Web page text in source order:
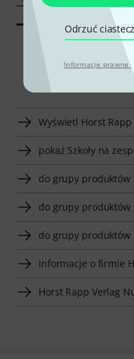
Odrzuć
Informacje prawne
Wyświetl Horst Rapp
pokaż Szkoły na
do grupy produktów
do grupy
do grupy produktów
Informacje o firmie
Horst Rapp Verlag